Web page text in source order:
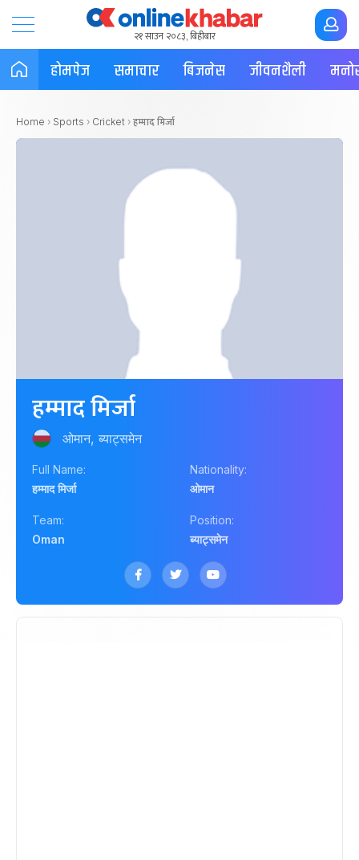
२१ साउन २०८३, बिहीबार
होमपेज समाचार बिजनेस जीवनशैली
Home › Sports › Cricket › हम्माद मिर्जा
हम्माद मिर्जा
ओमान, ब्याट्समेन
Full Name:
हम्माद मिर्जा
Nationality:
ओमान
Team:
Oman
Position:
ब्याट्समेन